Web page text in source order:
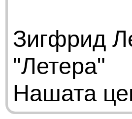
Зигфрид
"Летера"
Нашата